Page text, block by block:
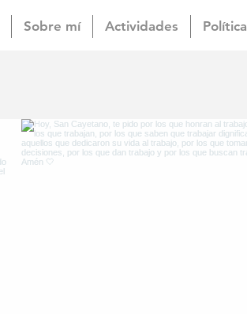
Sobre mí Actividades Política